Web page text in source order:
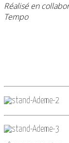
Réalisé en
Tempo